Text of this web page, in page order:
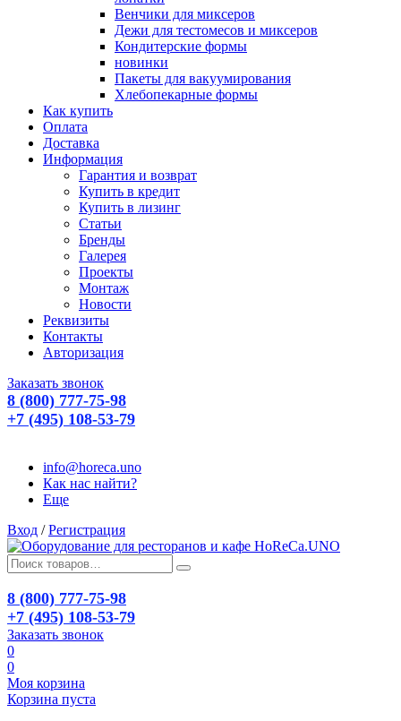
Венчики для миксеров
Дежи для тестомесов и миксеров
Кондитерские формы
новинки
Пакеты для вакуумирования
Хлебопекарные формы
Как купить
Оплата
Доставка
Информация
Гарантия и возврат
Купить в кредит
Купить в лизинг
Статьи
Бренды
Галерея
Проекты
Монтаж
Новости
Реквизиты
Контакты
Авторизация
Заказать звонок
8 (800) 777-75-98
+7 (495) 108-53-79
info@horeca.uno
Как нас найти?
Еще
Вход / Регистрация
8 (800) 777-75-98
+7 (495) 108-53-79
Заказать звонок
0
0
Моя корзина
Корзина пуста